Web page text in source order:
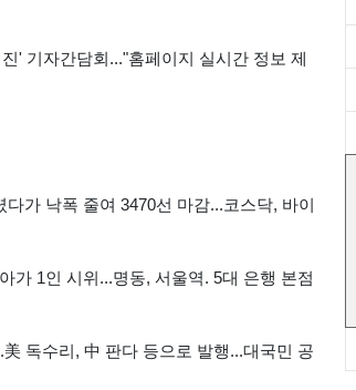
' 기자간담회..."홈페이지 실시간 정보 제
가 낙폭 줄여 3470선 마감...코스닥, 바이
가 1인 시위...명동, 서울역. 5대 은행 본점
독수리, 中 판다 등으로 발행...대국민 공